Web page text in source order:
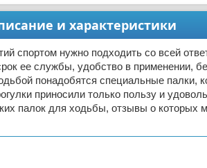
и характеристики
спортом нужно подходить со всей
ее службы, удобство в применении,
понадобятся специальные палки,
приносили только пользу и
палок для ходьбы, отзывы о которых